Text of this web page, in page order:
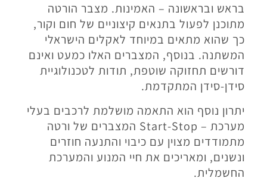
בראש ובראשונה – האמינות. מצבר הורטה
מתוכנן לפעול בתנאים קיצוניים של חום וקור,
כך שהוא מתאים במיוחד לאקלים הישראלי
המשתנה. בנוסף, המצברים האלו כמעט ואינם
דורשים תחזוקה שוטפת, תודות לטכנולוגיית
סידן-סידן המתקדמת.
יתרון נוסף הוא התאמה מושלמת לרכבים בעלי
מערכתStart-Stop – המצברים של ורטה
מתמודדים מצוין עם כיבוי והתנעה חוזרים
ונשנים, ומאריכים את חיי המנוע והמערכת
החשמלית.